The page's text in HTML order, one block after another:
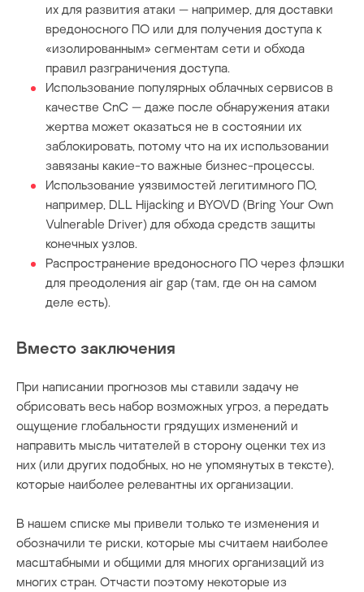
их для развития атаки — например, для доставки
вредоносного ПО или для получения доступа к
«изолированным» сегментам сети и обхода
правил разграничения доступа.
Использование популярных облачных сервисов в
качестве CnC — даже после обнаружения атаки
жертва может оказаться не в состоянии их
заблокировать, потому что на их использовании
завязаны какие-то важные бизнес-процессы.
Использование уязвимостей легитимного ПО,
например, DLL Hijacking и BYOVD (Bring Your Own
Vulnerable Driver) для обхода средств защиты
конечных узлов.
Распространение вредоносного ПО через флэшки
для преодоления air gap (там, где он на самом
деле есть).
Вместо заключения
При написании прогнозов мы ставили задачу не
обрисовать весь набор возможных угроз, а передать
ощущение глобальности грядущих изменений и
направить мысль читателей в сторону оценки тех из
них (или других подобных, но не упомянутых в тексте),
которые наиболее релевантны их организации.
В нашем списке мы привели только те изменения и
обозначили те риски, которые мы считаем наиболее
масштабными и общими для многих организаций из
многих стран. Отчасти поэтому некоторые из